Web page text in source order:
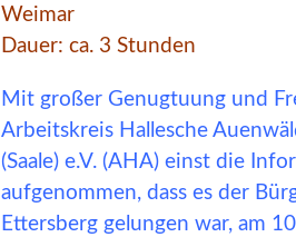
Weimar
Dauer: ca. 3 Stunden
Mit großer Genugtuung und
Arbeitskreis Hallesche
(Saale) e.V. (AHA) einst die
aufgenommen, dass es der
Ettersberg gelungen war, am